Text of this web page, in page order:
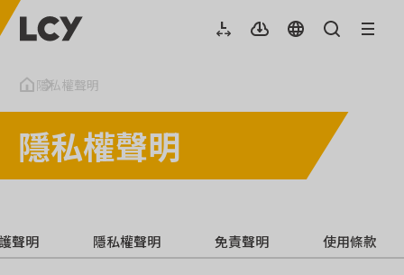
隱私權聲明
隱私權聲明
聲明 隱私權聲明 免責聲明 使用條款